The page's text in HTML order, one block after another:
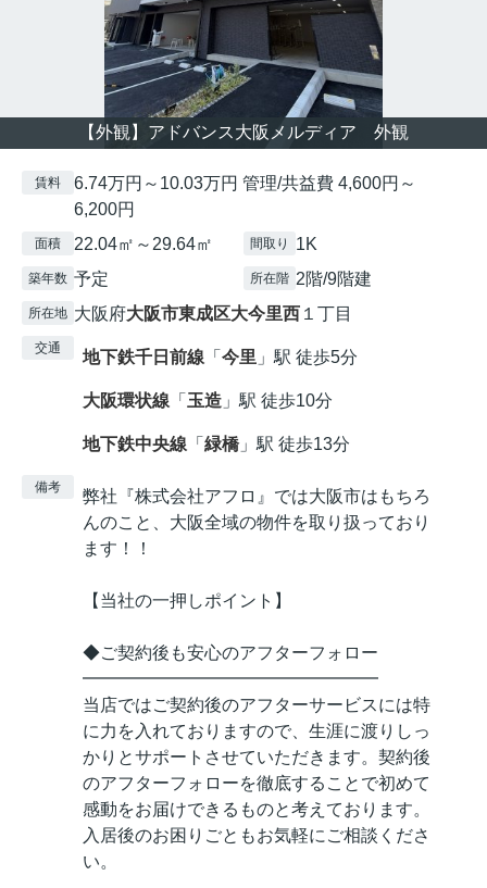
【外観】アドバンス大阪メルディア 外観
賃料
6.74万円～10.03万円 管理/共益費 4,600円～
6,200円
面積 22.04㎡～29.64㎡ 間取り 1K
築年数 予定 所在階 2階/9階建
所在地 大阪府大阪市東成区大今里西 １丁目
交通 地下鉄千日前線 「 今里 」駅 徒歩5分
大阪環状線 「 玉造 」駅 徒歩10分
地下鉄中央線 「 緑橋」駅 徒歩13分
備考
弊社『株式会社アフロ』では大阪市はもちろ
んのこと、大阪全域の物件を取り扱っており
ます！！
【当社の一押しポイント】
◆ご契約後も安心のアフターフォロー
━━━━━━━━━━━━━━━━━
当店ではご契約後のアフターサービスには特
に力を入れておりますので、生涯に渡りしっ
かりとサポートさせていただきます。契約後
のアフターフォローを徹底することで初めて
感動をお届けできるものと考えております。
入居後のお困りごともお気軽にご相談くださ
い。